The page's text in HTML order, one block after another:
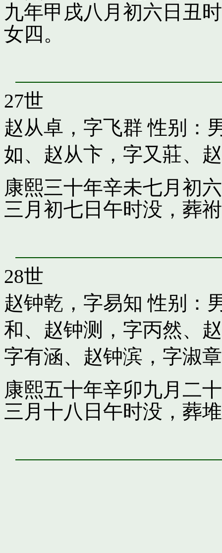
九年甲戌八月初六日丑
女四。
27世
赵从卓，字飞群 性别：
如、 赵从卞，字又莊、
康熙三十年辛未七月初
三月初七日午时没，葬
28世
赵钟乾，字易知 性别：
和、 赵钟测，字丙然、
字有涵、 赵钟滨，字淑章
康熙五十年辛卯九月二
三月十八日午时没，葬